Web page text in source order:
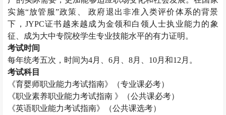
实施“放管服”政策、 政府退出非准入类评价体系的背景
下， JYPC证书越来越成为金领和白领人士执业能力的象
征、成为大中专院校学生专业技能水平的有力证明。
考试时间
每年统考五次，时间为4月、6月、8月、 10月和12 月。
考试科目
《育婴师职业能力考试指南》（专业课必考）
《职业素养职业能力考试指南 》（公共课必考）
《英语职业能力考试指南》（公共课选考）